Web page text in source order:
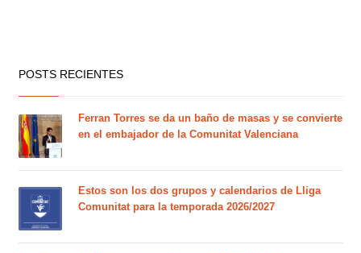
POSTS RECIENTES
Ferran Torres se da un baño de masas y se convierte
en el embajador de la Comunitat Valenciana
Estos son los dos grupos y calendarios de Lliga
Comunitat para la temporada 2026/2027